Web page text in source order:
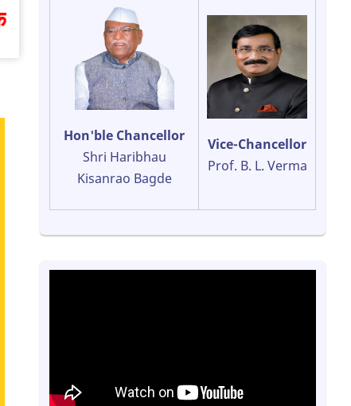
देखे |.... ................July
Hon'ble Chancellor
Shri Haribhau
Kisanrao Bagde
Vice-Chancellor
Prof. B. L. Verma